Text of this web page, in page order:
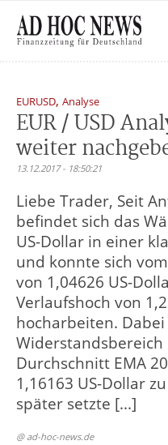
EURUSD, Analyse
EUR / USD
weiter
13.12.2017 - 18:50:21
Liebe Trader, Seit
befindet sich das
US-Dollar in einer
und konnte sich
von 1,04626 US-
Verlaufshoch von
hocharbeiten.
Durchschnitt EMA
1,16163 US-Dollar
später setzte [...]
@ ad-hoc-news.de